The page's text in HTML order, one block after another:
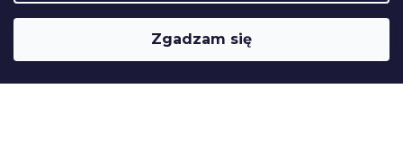
Zgadzam się
Pomoce rehabilitacyjne
Edytuj ustawienia plików cookie